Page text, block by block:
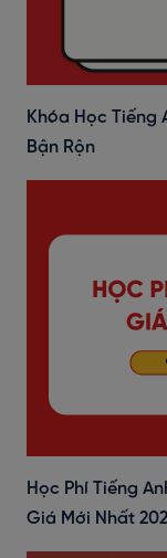
Khóa Học Tiếng
Bận Rộn
Học Phí Tiếng
Giá Mới Nhất